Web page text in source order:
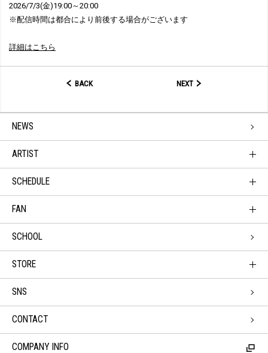
2026/7/3(金)19:00～20:00
※配信時間は都合により前後する場合がございます
詳細はこちら
BACK NEXT
NEWS
ARTIST
SCHEDULE
FAN
SCHOOL
STORE
SNS
CONTACT
COMPANY INFO